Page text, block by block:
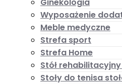
Wyposażenie
Meble medyczne
Strefa sport
Strefa Home
Stół
Stoły do tenisa